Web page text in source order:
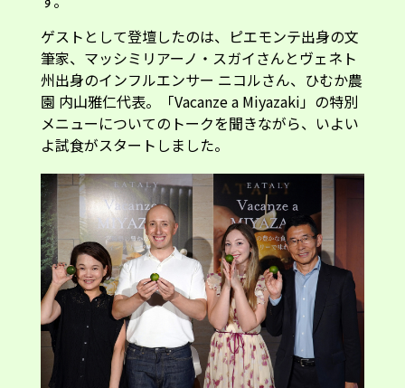
ゲストとして登壇したのは、ピエモンテ出身の文
筆家、マッシミリアーノ・スガイさんとヴェネト
州出身のインフルエンサー ニコルさん、ひむか農
園 内山雅仁代表。「Vacanze a Miyazaki」の特別
メニューについてのトークを聞きながら、いよい
よ試食がスタートしました。